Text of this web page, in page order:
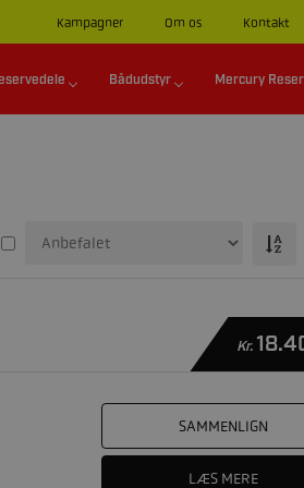
Kampagner Om os Kontakt
Bådudstyr Mercury
Kr.
SAMMENLIGN
LÆS MERE